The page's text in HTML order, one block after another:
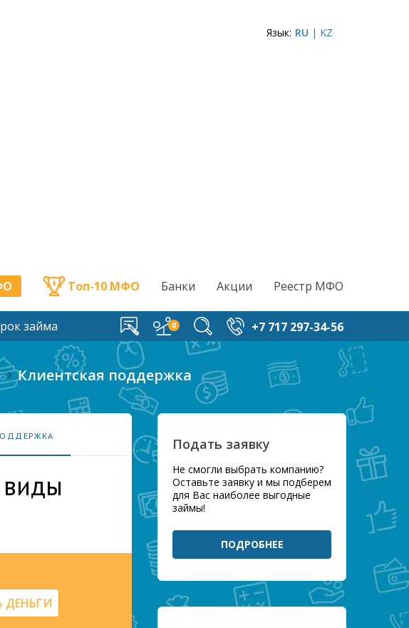
Язык: RU | KZ
Топ-10 МФО Банки Акции Реестр МФО
займа +7 717 297-34-56
Клиентская поддержка
ДЕНЬГИ
Подать заявку
Не смогли выбрать компанию?
Оставьте заявку и мы подберем
для Вас наиболее выгодные
займы!
ПОДРОБНЕЕ